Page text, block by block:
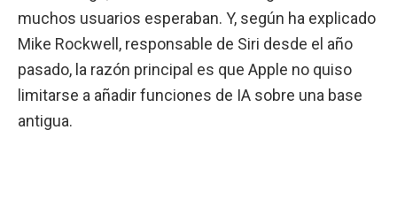
muchos usuarios esperaban. Y, según ha explicado
Mike Rockwell, responsable de Siri desde el año
pasado, la razón principal es que Apple no quiso
limitarse a añadir funciones de IA sobre una base
antigua.